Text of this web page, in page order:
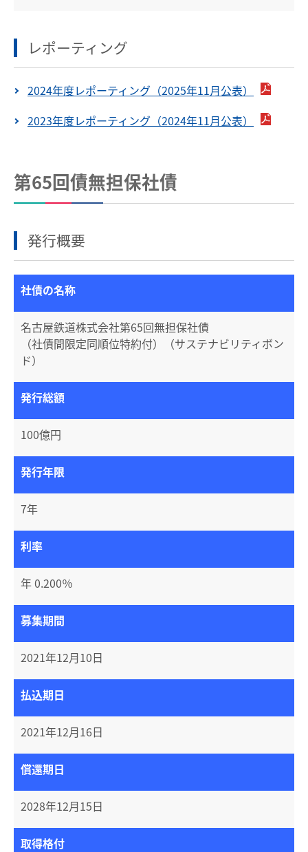
レポーティング
2024年度レポーティング（2025年11月公表）
2023年度レポーティング（2024年11月公表）
第65回債無担保社債
発行概要
社債の名称
名古屋鉄道株式会社第65回無担保社債
（社債間限定同順位特約付）（サステナビリティボン
ド）
発行総額
100億円
発行年限
7年
利率
年 0.200％
募集期間
2021年12月10日
払込期日
2021年12月16日
償還期日
2028年12月15日
取得格付